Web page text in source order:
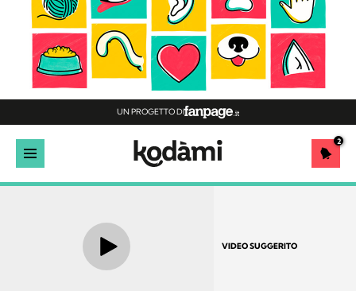
UN PROGETTO DI
2
VIDEO SUGGERITO